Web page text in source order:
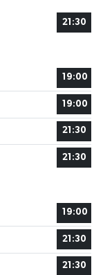
21:30
19:00
19:00
21:30
21:30
19:00
21:30
21:30